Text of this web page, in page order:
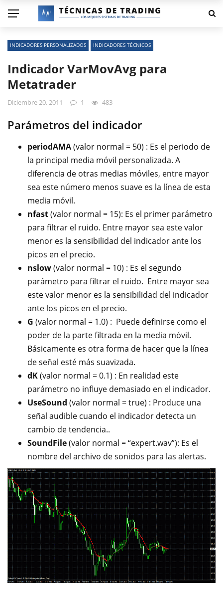
INDICADORES PERSONALIZADOS INDICADORES TÉCNICOS
Indicador VarMovAvg para
Metatrader
Diciembre 20, 2011 1 483
Parámetros del indicador
periodAMA(valor normal = 50) : Es el periodo de
la principal media móvil personalizada. A
diferencia de otras medias móviles, entre mayor
sea este número menos suave es la línea de esta
media móvil.
nfast(valor normal = 15): Es el primer parámetro
para filtrar el ruido. Entre mayor sea este valor
menor es la sensibilidad del indicador ante los
picos en el precio.
nslow(valor normal = 10) : Es el segundo
parámetro para filtrar el ruido. Entre mayor sea
este valor menor es la sensibilidad del indicador
ante los picos en el precio.
G (valor normal = 1.0) : Puede definirse como el
poder de la parte filtrada en la media móvil.
Básicamente es otra forma de hacer que la línea
de señal esté más suavizada.
dK(valor normal = 0.1) : En realidad este
parámetro no influye demasiado en el indicador.
UseSound (valor normal = true) : Produce una
señal audible cuando el indicador detecta un
cambio de tendencia..
SoundFile(valor normal = “expert.wav”): Es el
nombre del archivo de sonidos para las alertas.